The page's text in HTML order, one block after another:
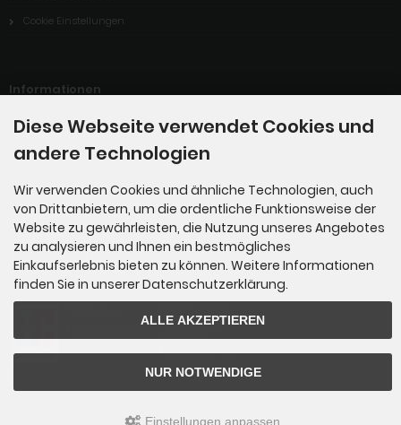
Cookie Einstellungen
Informationen
Sitemap
Katalog
LUCID-Verpackungsregister
Zahlungsmethoden
Diese Webseite verwendet Cookies und
andere Technologien
Wir verwenden Cookies und ähnliche Technologien, auch
von Drittanbietern, um die ordentliche Funktionsweise der
Website zu gewährleisten, die Nutzung unseres Angebotes
zu analysieren und Ihnen ein bestmögliches
Einkaufserlebnis bieten zu können. Weitere Informationen
finden Sie in unserer Datenschutzerklärung.
ALLE AKZEPTIEREN
NUR NOTWENDIGE
Einstellungen anpassen